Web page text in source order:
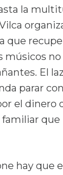
la
que
músicos
El
parar
el dinero
que
hay que